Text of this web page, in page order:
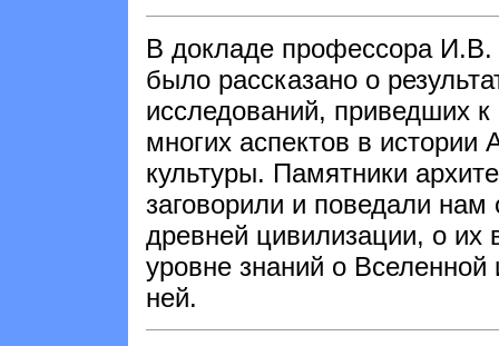
В докладе профессора И.В.
было рассказано о
исследований, приведших
многих аспектов в истории
культуры. Памятники
заговорили и поведали нам
древней цивилизации, о
уровне знаний о Вселенной
ней.